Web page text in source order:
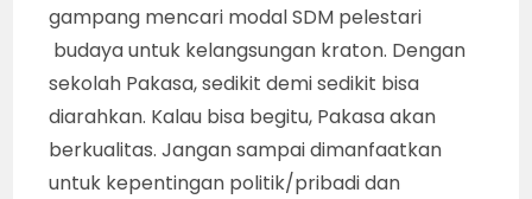
gampang mencari modal SDM pelestari
budaya untuk kelangsungan kraton. Dengan
sekolah Pakasa, sedikit demi sedikit bisa
diarahkan. Kalau bisa begitu, Pakasa akan
berkualitas. Jangan sampai dimanfaatkan
untuk kepentingan politik/pribadi dan